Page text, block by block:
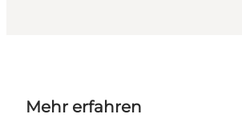
Mehr erfahren